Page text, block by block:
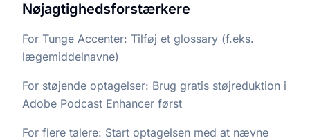
Nøjagtighedsforstærkere
For Tunge Accenter: Tilføj et glossary (f.eks.
lægemiddelnavne)
For støjende optagelser: Brug gratis støjreduktion i
Adobe Podcast Enhancer først
For flere talere: Start optagelsen med at nævne